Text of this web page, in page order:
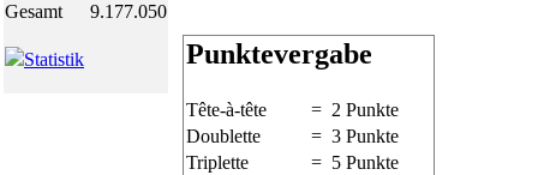
Gesamt
9.177.050
Statistik Punktevergabe
Tête-à-tête
= 2 Punkte
Doublette
= 3 Punkte
Triplette
= 5 Punkte